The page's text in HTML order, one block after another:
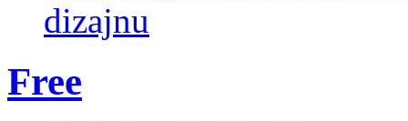
dizajnu
Free